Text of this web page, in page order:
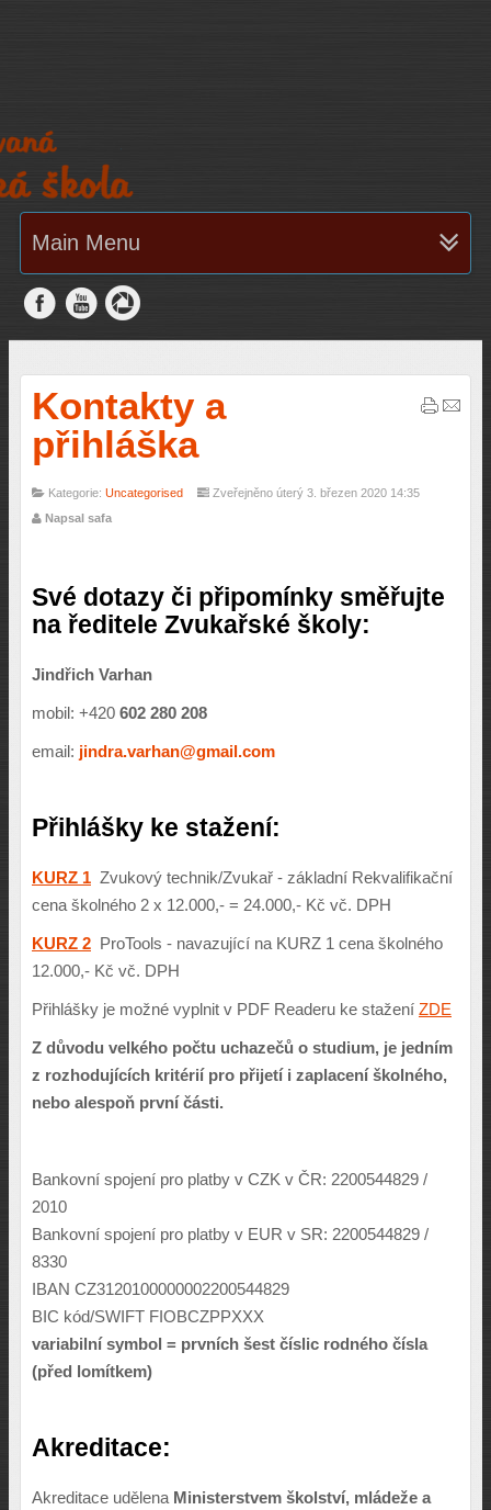
Main Menu
Kontakty a
přihláška
Kategorie: Uncategorised
Zveřejněno úterý 3. březen 2020 14:35
Napsal safa
Své dotazy či připomínky směřujte
na ředitele Zvukařské školy:
Jindřich Varhan
mobil: +420 602 280 208
email: jindra.varhan@gmail.com
Přihlášky ke stažení:
KURZ 1 Zvukový technik/Zvukař - základní Rekvalifikační
cena školného 2 x 12.000,- = 24.000,- Kč vč. DPH
KURZ 2 ProTools - navazující na KURZ 1 cena školného
12.000,- Kč vč. DPH
Přihlášky je možné vyplnit v PDF Readeru ke stažení ZDE
Z důvodu velkého počtu uchazečů o studium, je jedním
z rozhodujících kritérií pro přijetí i zaplacení školného,
nebo alespoň první části.
Bankovní spojení pro platby v CZK v ČR: 2200544829 /
2010
Bankovní spojení pro platby v EUR v SR: 2200544829 /
8330
IBAN CZ3120100000002200544829
BIC kód/SWIFT FIOBCZPPXXX
variabilní symbol = prvních šest číslic rodného čísla
(před lomítkem)
Akreditace:
Akreditace udělena Ministerstvem školství, mládeže a